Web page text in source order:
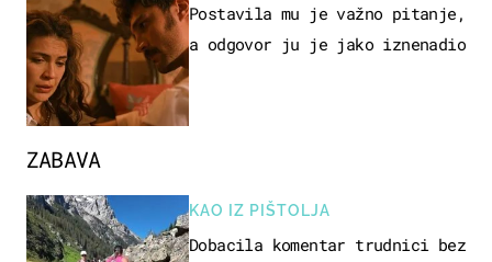
ZABAVA
KAO IZ PIŠTOLJA
Dobacila komentar trudnici bez
Postavila mu je važno pitanje,
a odgovor ju je jako iznenadio